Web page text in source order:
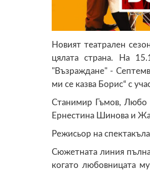
Новият театрален
цялата страна. На
"Възраждане" -
ми се казва Борис“ с
Станимир Гъмов, Любо
Ернестина Шинова и
Режисьор на
Сюжетната линия
когато любовницата